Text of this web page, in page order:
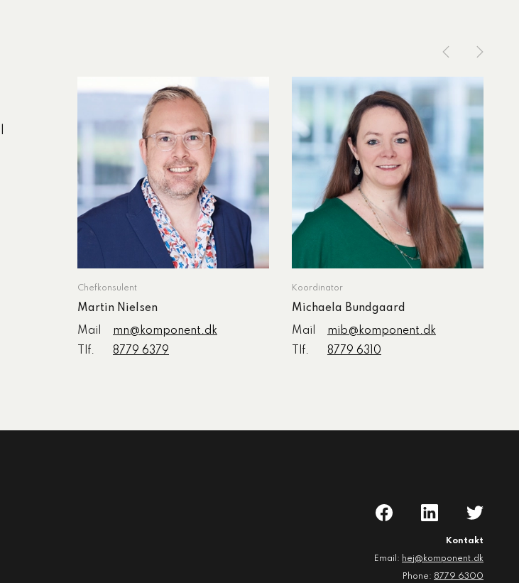
Chefkonsulent
Martin Nielsen
Mail
mn@komponent.dk
Tlf.
8779 6379
Koordinator
Michaela Bundgaard
Mail
mib@komponent.dk
Tlf.
8779 6310
Kontakt
Email: hej@komponent.dk
Phone: 8779 6300